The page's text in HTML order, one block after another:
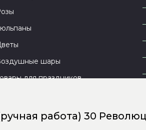
работа) 30
шары
для праздников